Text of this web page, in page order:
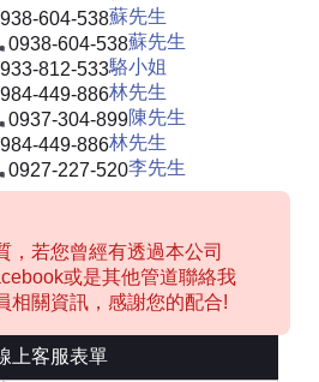
604-538蘇先生
0938-604-538蘇先生
812-533駱小姐
449-886林先生
0937-304-899陳先生
449-886林先生
0927-227-520李先生
，若您曾經有透過本公司
或是其他管道聯絡我
相關資訊，感謝您的配合!
上客服表單